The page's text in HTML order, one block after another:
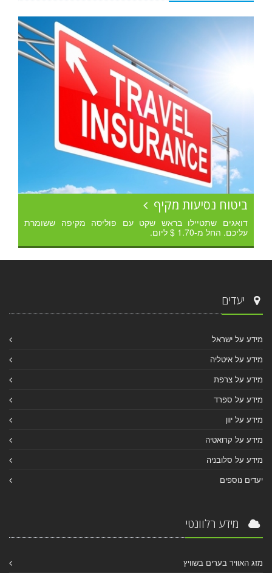
ביטוח נסיעות מקיף
דואגים שתטיילו בראש שקט עם פוליסה מקיפה ששומרת
עליכם. החל מ-1.70 $ ליום.
יעדים
מידע על ישראל
מידע על איטליה
מידע על צרפת
מידע על ספרד
מידע על יוון
מידע על קרואטיה
מידע על סלובניה
יעדים נוספים
מידע רלוונטי
מזג האוויר בערים בשוויץ